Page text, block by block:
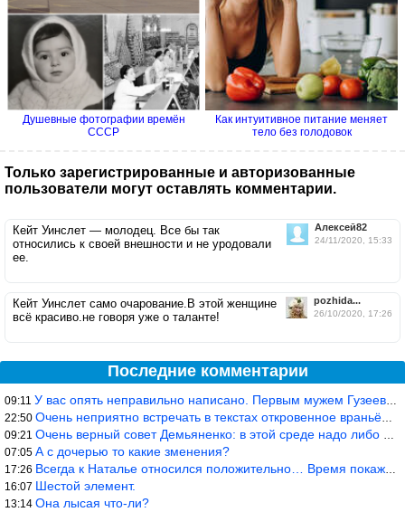
Душевные фотографии времён
СССР
Как интуитивное питание меняет
тело без голодовок
Только зарегистрированные и авторизованные
пользователи могут оставлять комментарии.
Алексей82
24/11/2020, 15:33
Кейт Уинслет — молодец. Все бы так
относились к своей внешности и не уродовали
ее.
pozhida...
26/10/2020, 17:26
Кейт Уинслет само очарование.В этой женщине
всё красиво.не говоря уже о таланте!
Последние комментарии
09:11 У вас опять неправильно написано. Первым мужем Гузеевой был Илья
22:50 Очень неприятно встречать в текстах откровенное враньё… Конкретн
09:21 Очень верный совет Демьяненко: в этой среде надо либо иметь зубы
07:05 А с дочерью то какие зменения?
17:26 Всегда к Наталье относился положительно… Время покажет, что буде
16:07 Шестой элемент.
13:14 Она лысая что-ли?